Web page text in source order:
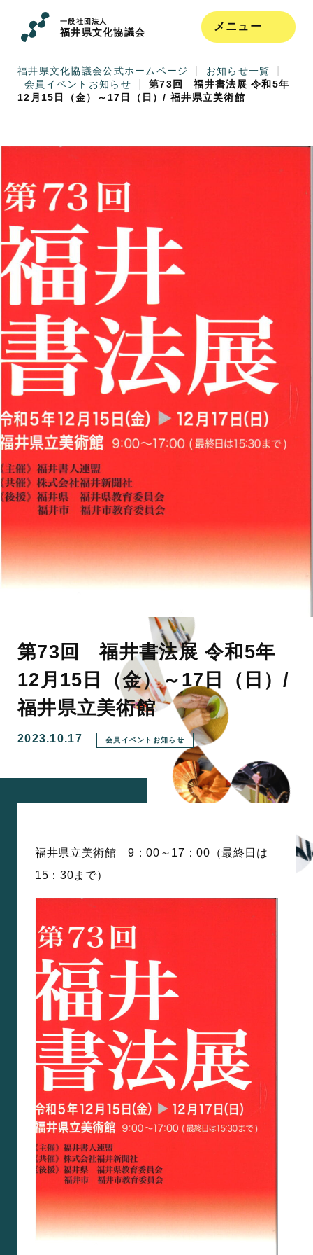
content
一般社団法人
福井県文化協議会 メニュー
福井県文化協議会公式ホームページ お知らせ一覧
会員イベントお知らせ
第73回 福井書法展 令和5年
12月15日（金）～17日（日）/ 福井県立美術館
第73回 福井書法展 令和5年
12月15日（金）～17日（日）/
福井県立美術館
2023.10.17 会員イベントお知らせ
福井県立美術館 9：00～17：00（最終日は
15：30まで）